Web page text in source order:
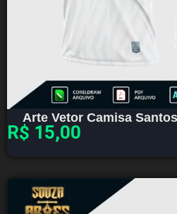
Arte Vetor Camisa
R$ 15,00